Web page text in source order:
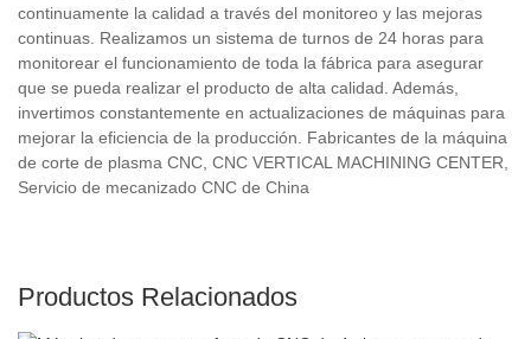
continuamente la calidad a través del monitoreo y las mejoras
continuas. Realizamos un sistema de turnos de 24 horas para
monitorear el funcionamiento de toda la fábrica para asegurar
que se pueda realizar el producto de alta calidad. Además,
invertimos constantemente en actualizaciones de máquinas para
mejorar la eficiencia de la producción. Fabricantes de la máquina
de corte de plasma CNC, CNC VERTICAL MACHINING CENTER,
Servicio de mecanizado CNC de China
Productos Relacionados